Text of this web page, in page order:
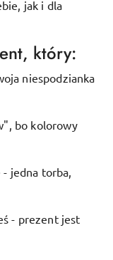
jak i dla
który:
niespodzianka
bo kolorowy
- jedna torba,
- prezent jest